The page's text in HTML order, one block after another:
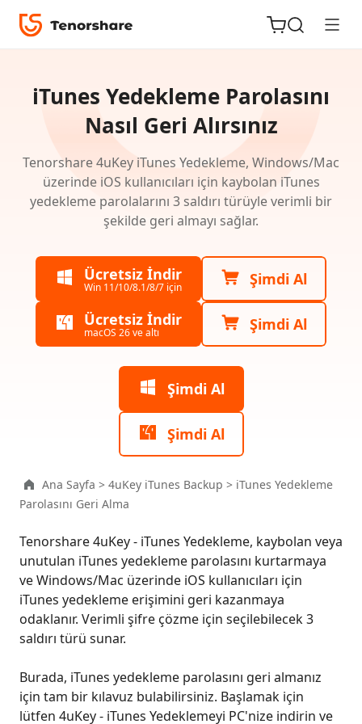
iOS için
ReiBoot
Tenorshare
iAnyGo
iTunes Yedekleme Parolasını
Nasıl Geri Alırsınız
Tenorshare 4uKey iTunes Yedekleme, Windows/Mac
üzerinde iOS kullanıcıları için kaybolan iTunes
yedekleme parolalarını 3 saldırı türüyle verimli bir
şekilde geri almayı sağlar.
Ücretsiz İndir
Win 11/10/8.1/8/7 için Şimdi Al
Ücretsiz İndir
macOS 26 ve altı Şimdi Al
Şimdi Al
Şimdi Al
4uKey
Backup
için
Win
Kılavuz
iTunes
Şifreli
Yedekleme
Seçin
Adım
2:
Parola
Kurtarma
Modunu
Adım
3:
iTunes
Ana Sayfa > 4uKey iTunes Backup > iTunes Yedekleme
Parolasını Geri Alma
Tenorshare 4uKey - iTunes Yedekleme, kaybolan veya
unutulan iTunes yedekleme parolasını kurtarmaya
ve Windows/Mac üzerinde iOS kullanıcıları için
iTunes yedekleme erişimini geri kazanmaya
odaklanır. Verimli şifre çözme için seçilebilecek 3
saldırı türü sunar.
Burada, iTunes yedekleme parolasını geri almanız
için tam bir kılavuz bulabilirsiniz. Başlamak için
lütfen 4uKey - iTunes Yedeklemeyi PC'nize indirin ve